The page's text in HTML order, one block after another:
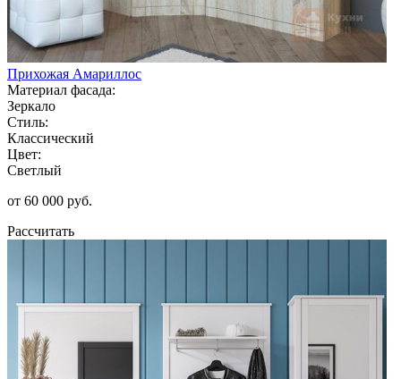
Прихожая Амариллос
Материал фасада:
Зеркало
Стиль:
Классический
Цвет:
Светлый
от 60 000 руб.
Рассчитать